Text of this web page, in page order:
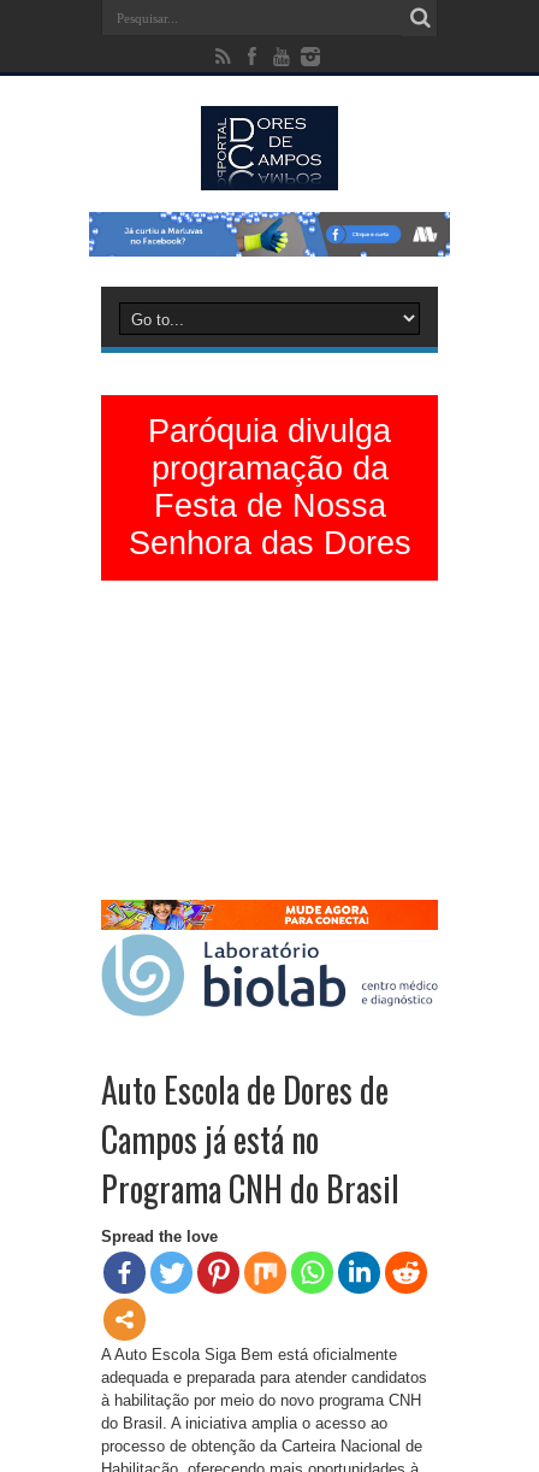
Paróquia divulga
programação da
Festa de Nossa
Senhora das Dores
Auto Escola de Dores de
Campos já está no
Programa CNH do Brasil
Spread the love
A Auto Escola Siga Bem está oficialmente
adequada e preparada para atender candidatos
à habilitação por meio do novo programa CNH
do Brasil. A iniciativa amplia o acesso ao
processo de obtenção da Carteira Nacional de